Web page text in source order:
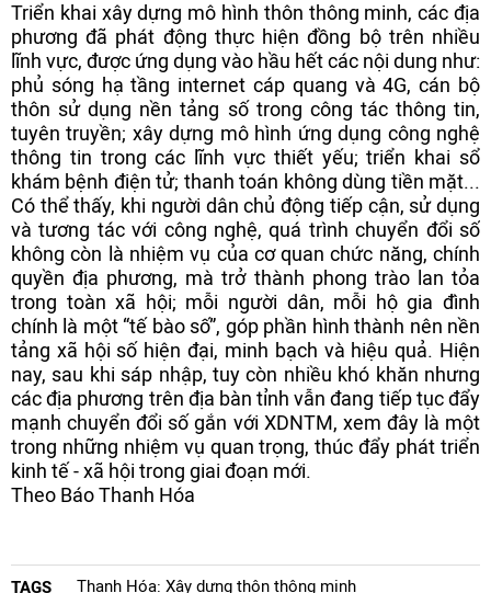
Triển khai xây dựng mô hình thôn thông minh, các địa
phương đã phát động thực hiện đồng bộ trên nhiều
lĩnh vực, được ứng dụng vào hầu hết các nội dung như:
phủ sóng hạ tầng internet cáp quang và 4G, cán bộ
thôn sử dụng nền tảng số trong công tác thông tin,
tuyên truyền; xây dựng mô hình ứng dụng công nghệ
thông tin trong các lĩnh vực thiết yếu; triển khai sổ
khám bệnh điện tử; thanh toán không dùng tiền mặt...
Có thể thấy, khi người dân chủ động tiếp cận, sử dụng
và tương tác với công nghệ, quá trình chuyển đổi số
không còn là nhiệm vụ của cơ quan chức năng, chính
quyền địa phương, mà trở thành phong trào lan tỏa
trong toàn xã hội; mỗi người dân, mỗi hộ gia đình
chính là một “tế bào số”, góp phần hình thành nên nền
tảng xã hội số hiện đại, minh bạch và hiệu quả. Hiện
nay, sau khi sáp nhập, tuy còn nhiều khó khăn nhưng
các địa phương trên địa bàn tỉnh vẫn đang tiếp tục đẩy
mạnh chuyển đổi số gắn với XDNTM, xem đây là một
trong những nhiệm vụ quan trọng, thúc đẩy phát triển
kinh tế - xã hội trong giai đoạn mới.
Theo Báo Thanh Hóa
TAGS
Thanh Hóa: Xây dựng thôn thông minh